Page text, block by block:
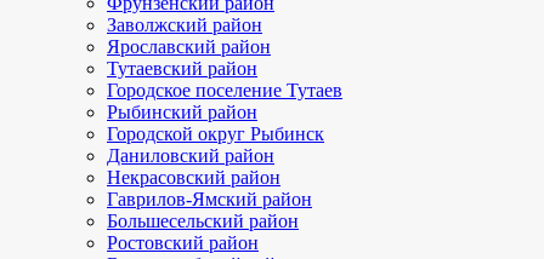
Заволжский район
Ярославский район
Тутаевский район
Городское поселение Тутаев
Рыбинский район
Городской округ Рыбинск
Даниловский район
Некрасовский район
Гаврилов-Ямский район
Большесельский район
Ростовский район